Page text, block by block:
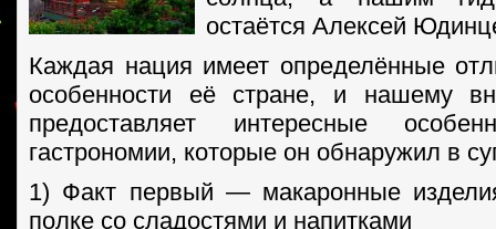
остаётся Алексей
Каждая нация имеет определённые
особенности её стране, и нашему
предоставляет интересные
гастрономии, которые он обнаружил в
1) Факт первый — макаронные
полке со сладостями и напитками